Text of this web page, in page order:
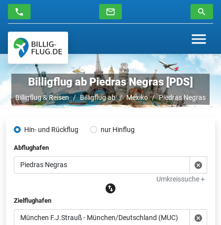
Billigflug ab Piedras Negras [PDS]
Billigflug & Reisen Billigflug ab Mexiko Piedras Negras
Hin- und Rückflug nur Hinflug
Abflughafen
Umkreissuche +
Zielflughafen